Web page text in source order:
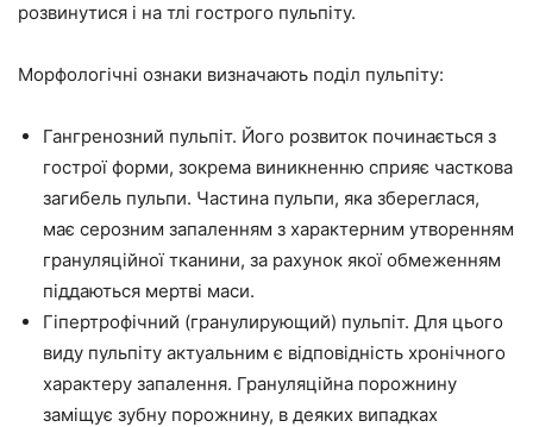
розвинутися і на тлі гострого пульпіту.
Морфологічні ознаки визначають поділ пульпіту:
Гангренозний пульпіт. Його розвиток починається з
гострої форми, зокрема виникненню сприяє часткова
загибель пульпи. Частина пульпи, яка збереглася,
має серозним запаленням з характерним утворенням
грануляційної тканини, за рахунок якої обмеженням
піддаються мертві маси.
Гіпертрофічний (гранулирующий) пульпіт. Для цього
виду пульпіту актуальним є відповідність хронічного
характеру запалення. Грануляційна порожнину
заміщує зубну порожнину, в деяких випадках